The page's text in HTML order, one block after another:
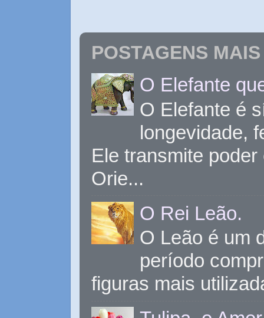
POSTAGENS
O Elefante
O Elefante é
longevidade,
Ele transmite
Orie...
O Rei Leão.
O Leão é um
período
figuras mais